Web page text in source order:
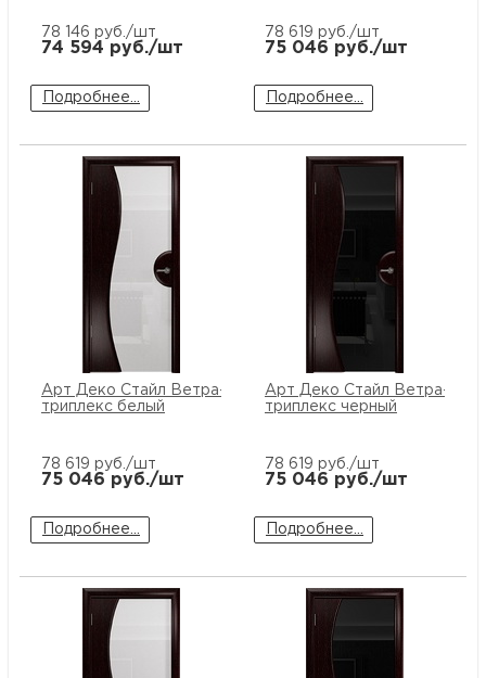
78 146 руб./шт
74 594 руб./шт
Подробнее...
78 619 руб./шт
75 046 руб./шт
Подробнее...
Арт Деко Стайл Ветра-1 венге
триплекс белый
78 619 руб./шт
75 046 руб./шт
Подробнее...
Арт Деко Стайл Ветра-1
триплекс черный
78 619 руб./шт
75 046 руб./шт
Подробнее...